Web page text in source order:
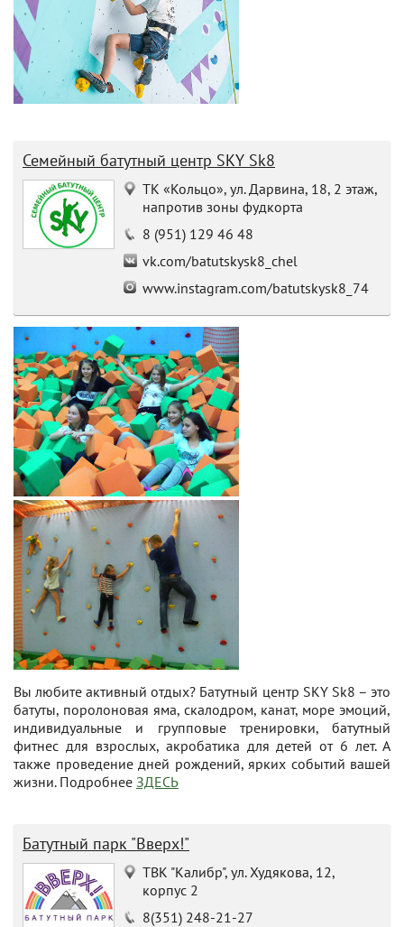
Семейный батутный центр SKY Sk8
ТК «Кольцо», ул. Дарвина, 18, 2 этаж,
напротив зоны фудкорта
8 (951) 129 46 48
vk.com/batutskysk8_chel
www.instagram.com/batutskysk8_74
Вы любите активный отдых? Батутный центр SKY Sk8 – это
батуты, поролоновая яма, скалодром, канат, море эмоций,
индивидуальные и групповые тренировки, батутный
фитнес для взрослых, акробатика для детей от 6 лет. А
также проведение дней рождений, ярких событий вашей
жизни. Подробнее ЗДЕСЬ
Батутный парк "Вверх!"
ТВК "Калибр", ул. Худякова, 12,
корпус 2
8(351) 248-21-27